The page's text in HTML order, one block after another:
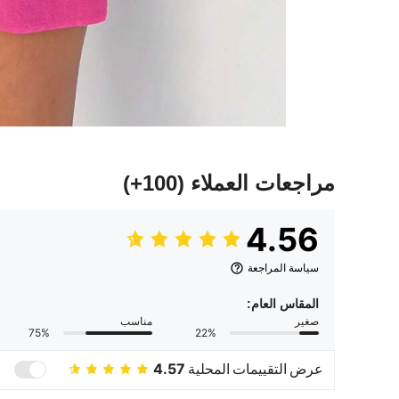
مراجعات العملاء (100+)
4.56
سياسة المراجعة
المقاس العام:
صغير
22%
مناسب
75%
عرض التقييمات المحلية 4.57